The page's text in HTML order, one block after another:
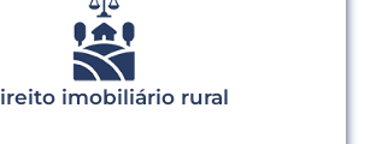
imobiliário rural